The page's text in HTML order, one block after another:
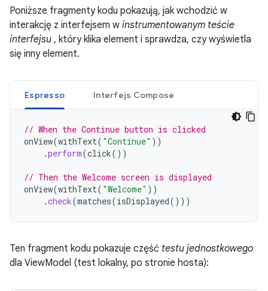
Poniższe fragmenty kodu pokazują, jak wchodzić w
interakcję z interfejsem w instrumentowanym teście
interfejsu , który klika element i sprawdza, czy wyświetla
się inny element.
Espresso Interfejs Compose
// When the Continue button is clicked
onView(withText( "Continue" ))
.perform(click())
// Then the Welcome screen is displayed
onView(withText( "Welcome" ))
.check(matches(isDisplayed()))
Ten fragment kodu pokazuje część testu jednostkowego
dla ViewModel (test lokalny, po stronie hosta):